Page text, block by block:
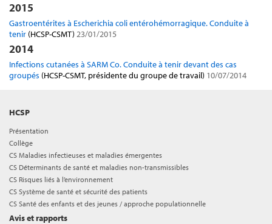
2015
Gastroentérites à Escherichia coli entérohémorragique. Conduite à
tenir (HCSP-CSMT) 23/01/2015
2014
Infections cutanées à SARM Co. Conduite à tenir devant des cas
groupés (HCSP-CSMT, présidente du groupe de travail) 10/07/2014
HCSP
Présentation
Collège
CS Maladies infectieuses et maladies émergentes
CS Déterminants de santé et maladies non-transmissibles
CS Risques liés à l’environnement
CS Système de santé et sécurité des patients
CS Santé des enfants et des jeunes / approche populationnelle
Avis et rapports